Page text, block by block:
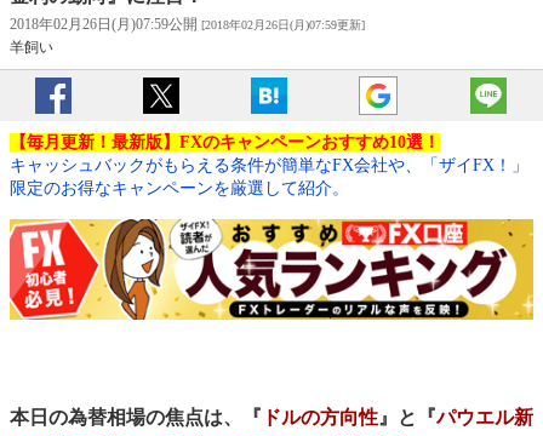
2018年02月26日(月)07:59公開 [2018年02月26日(月)07:59更新]
羊飼い
【毎月更新！最新版】FXのキャンペーンおすすめ10選！
キャッシュバックがもらえる条件が簡単なFX会社や、「ザイFX！」
限定のお得なキャンペーンを厳選して紹介。
本日の為替相場の焦点は、『 ドルの方向性』と『パウエル新